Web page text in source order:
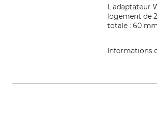
L'adaptateur
logement de
totale : 60
Informations